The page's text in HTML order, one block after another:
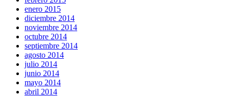
enero 2015
diciembre 2014
noviembre 2014
octubre 2014
septiembre 2014
agosto 2014
julio 2014
junio 2014
mayo 2014
abril 2014